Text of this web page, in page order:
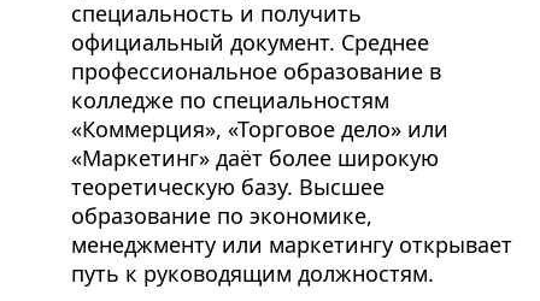
специальность и получить
официальный документ. Среднее
профессиональное образование в
колледже по специальностям
«Коммерция», «Торговое дело» или
«Маркетинг» даёт более широкую
теоретическую базу. Высшее
образование по экономике,
менеджменту или маркетингу открывает
путь к руководящим должностям.